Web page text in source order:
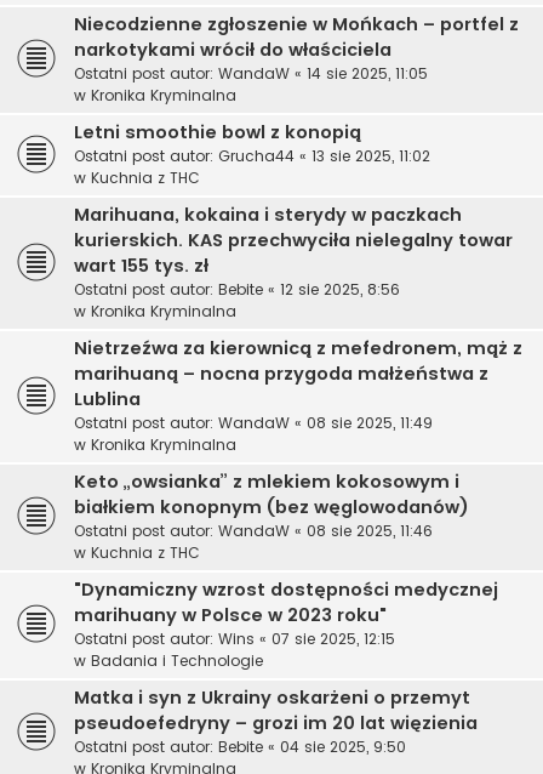
Niecodzienne zgłoszenie w Mońkach – portfel z
narkotykami wrócił do właściciela
Ostatni post autor: WandaW « 14 sie 2025, 11:05
w Kronika Kryminalna
Letni smoothie bowl z konopią
Ostatni post autor: Grucha44 « 13 sie 2025, 11:02
w Kuchnia z THC
Marihuana, kokaina i sterydy w paczkach
kurierskich. KAS przechwyciła nielegalny towar
wart 155 tys. zł
Ostatni post autor: Bebite « 12 sie 2025, 8:56
w Kronika Kryminalna
Nietrzeźwa za kierownicą z mefedronem, mąż z
marihuaną – nocna przygoda małżeństwa z
Lublina
Ostatni post autor: WandaW « 08 sie 2025, 11:49
w Kronika Kryminalna
Keto „owsianka” z mlekiem kokosowym i
białkiem konopnym (bez węglowodanów)
Ostatni post autor: WandaW « 08 sie 2025, 11:46
w Kuchnia z THC
"Dynamiczny wzrost dostępności medycznej
marihuany w Polsce w 2023 roku"
Ostatni post autor: Wins « 07 sie 2025, 12:15
w Badania i Technologie
Matka i syn z Ukrainy oskarżeni o przemyt
pseudoefedryny – grozi im 20 lat więzienia
Ostatni post autor: Bebite « 04 sie 2025, 9:50
w Kronika Kryminalna